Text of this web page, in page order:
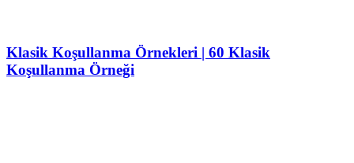
Klasik Koşullanma Örnekleri | 60 Klasik
Koşullanma Örneği